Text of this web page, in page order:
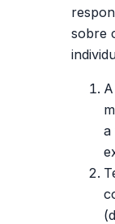
sobre
a